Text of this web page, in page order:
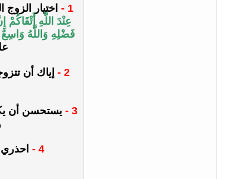
1 - اختيار
عِنْدَ اللَّهِ أَتْقَاكُمْ
فَضْلِهِ وَاللَّهُ
2 - إياك أن
3 -
يستحسن أن
4 -